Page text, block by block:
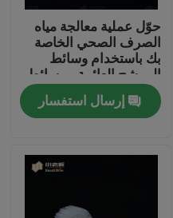
حوّل عملية معالجة مياه
الصرف الصحي الخاصة
بك باستخدام وسائط
المرشح العائمة - وسائط
مرشح MBBR الحيوية
الأكثر فعاليةإرسال استفسار